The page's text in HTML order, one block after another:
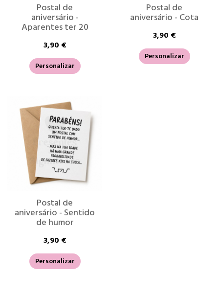
Postal de
aniversário -
Aparentes ter 20
3,90 €
Personalizar
Postal de
aniversário - Cota
3,90 €
Personalizar
Postal de
aniversário - Sentido
de humor
3,90 €
Personalizar